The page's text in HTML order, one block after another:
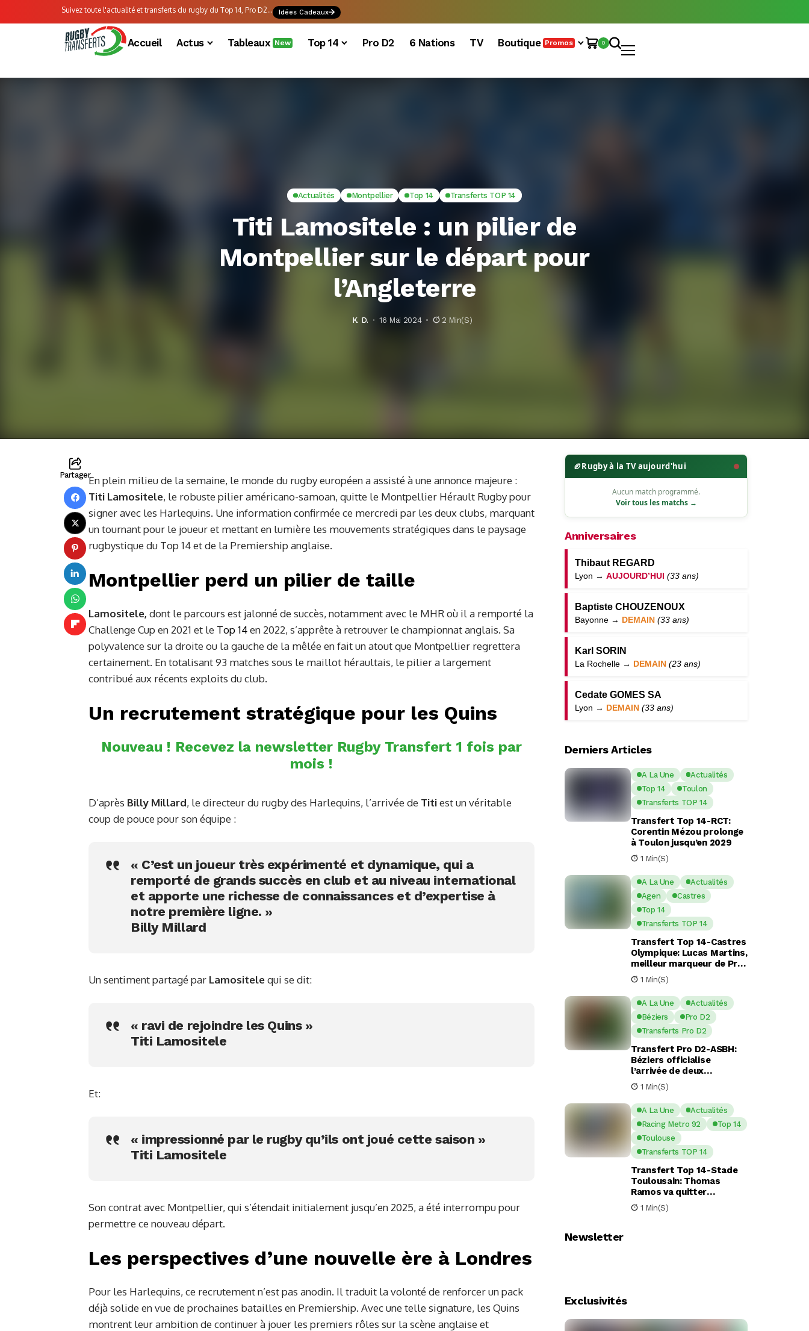
Suivez toute l'actualité et transferts du rugby du Top 14, Pro D2... Idées Cadeaux
Accueil Actus Tableaux New Top 14 Pro D2 6 Nations TV Boutique Promos 0
Actualités Montpellier Top 14 Transferts TOP 14
Titi Lamositele : un pilier de
Montpellier sur le départ pour
l’Angleterre
K. D. 16 Mai 2024 2 Min(s)
PartagerEn plein milieu de la semaine, le monde du rugby européen a assisté à une annonce majeure :
Titi Lamositele, le robuste pilier américano-samoan, quitte le Montpellier Hérault Rugby pour
signer avec les Harlequins. Une information confirmée ce mercredi par les deux clubs, marquant
un tournant pour le joueur et mettant en lumière les mouvements stratégiques dans le paysage
rugbystique du Top 14 et de la Premiership anglaise.
Montpellier perd un pilier de taille
Lamositele, dont le parcours est jalonné de succès, notamment avec le MHR où il a remporté la
Challenge Cup en 2021 et le Top 14en 2022, s’apprête à retrouver le championnat anglais. Sa
polyvalence sur la droite ou la gauche de la mêlée en fait un atout que Montpellier regrettera
certainement. En totalisant 93 matches sous le maillot héraultais, le pilier a largement
contribué aux récents exploits du club.
Un recrutement stratégique pour les Quins
Nouveau ! Recevez la newsletter Rugby Transfert 1 fois par
mois !
D’après Billy Millard, le directeur du rugby des Harlequins, l’arrivée de Titiest un véritable
coup de pouce pour son équipe :
« C’est un joueur très expérimenté et dynamique, qui a
remporté de grands succès en club et au niveau international
et apporte une richesse de connaissances et d’expertise à
notre première ligne. »
Billy Millard
Un sentiment partagé par Lamositelequi se dit:
« ravi de rejoindre les Quins »
Titi Lamositele
Et:
« impressionné par le rugby qu’ils ont joué cette saison »
Titi Lamositele
Son contrat avec Montpellier, qui s’étendait initialement jusqu’en 2025, a été interrompu pour
permettre ce nouveau départ.
Les perspectives d’une nouvelle ère à Londres
Pour les Harlequins, ce recrutement n’est pas anodin. Il traduit la volonté de renforcer un pack
déjà solide en vue de prochaines batailles en Premiership. Avec une telle signature, les Quins
montrent leur ambition de continuer à jouer les premiers rôles sur la scène anglaise et
🏉Rugby à la TV aujourd'hui
Aucun match programmé.
Voir tous les matchs →
Anniversaires
Thibaut REGARD
Lyon → AUJOURD’HUI (33 ans)
Baptiste CHOUZENOUX
Bayonne → DEMAIN (33 ans)
Karl SORIN
La Rochelle → DEMAIN (23 ans)
Cedate GOMES SA
Lyon → DEMAIN (33 ans)
Derniers Articles
A La Une
Actualités
Top 14
Toulon
Transferts TOP 14
Transfert Top 14-RCT:
Corentin Mézou prolonge
à Toulon jusqu’en 2029
1 Min(s)
A La Une
Actualités
Agen
Castres
Top 14
Transferts TOP 14
Transfert Top 14-Castres
Olympique: Lucas Martins,
meilleur marqueur de Pro
D2, en route pour Castres
?
1 Min(s)
A La Une
Actualités
Béziers
Pro D2
Transferts Pro D2
Transfert Pro D2-ASBH:
Béziers officialise
l’arrivée de deux
nouveaux piliers pour la
saison à venir
1 Min(s)
A La Une
Actualités
Racing Metro 92
Top 14
Toulouse
Transferts TOP 14
Transfert Top 14-Stade
Toulousain: Thomas
Ramos va quitter
Toulouse pour le Racing
92
1 Min(s)
Newsletter
Exclusivités